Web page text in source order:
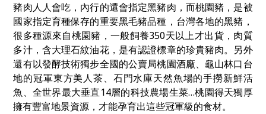
豬肉人人會吃，內行的還會指定黑豬肉，而桃園豬，是被
國家指定育種保存的重要黑毛豬品種，台灣各地的黑豬，
很多種源來自桃園豬，一般飼養350天以上才出貨，肉質
多汁，含大理石紋油花，是有認證標章的珍貴豬肉。另外
還有以發酵技術獨步全國的公賣局桃園酒廠、龜山林口台
地的冠軍東方美人茶、石門水庫天然魚場的手撈新鮮活
魚、全世界最大垂直14層的科技農場生菜…桃園得天獨厚
擁有豐富地景資源，才能孕育出這些冠軍級的食材。